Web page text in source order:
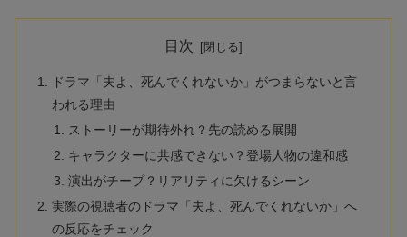
目次
ドラマ「夫よ、死んでくれないか」がつまらないと言
われる理由
ストーリーが期待外れ？先の読める展開
キャラクターに共感できない？登場人物の違和感
演出がチープ？リアリティに欠けるシーン
実際の視聴者のドラマ「夫よ、死んでくれないか」へ
の反応をチェック